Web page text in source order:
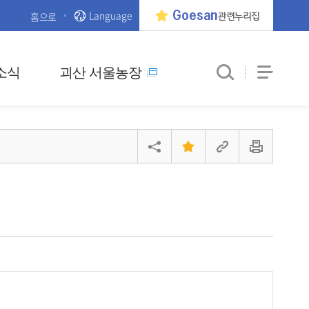
홈으로 Language Goesan관련누리집
식 괴산 서울농장